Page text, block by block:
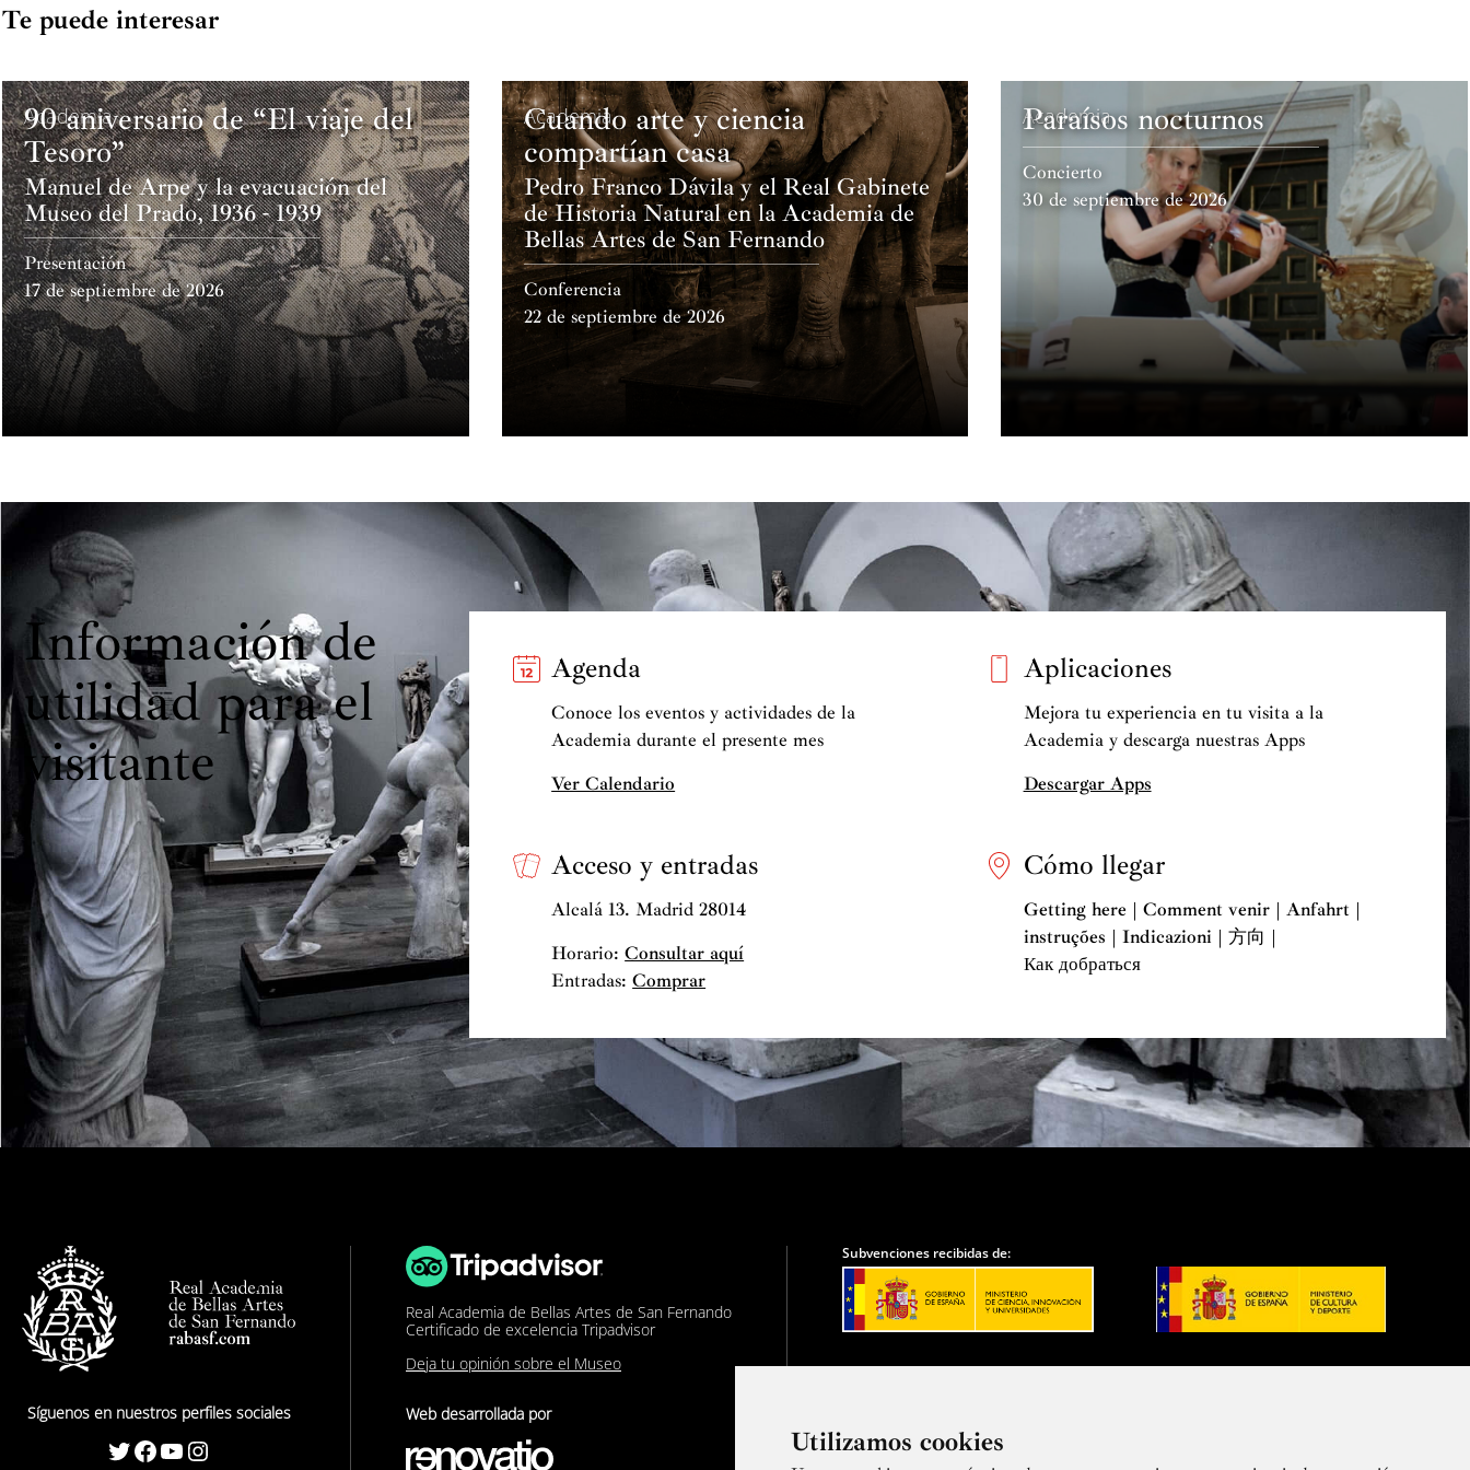
Utilizamos cookies
Te puede interesar
Academia
90 aniversario de “El viaje del
Tesoro”
Manuel de Arpe y la evacuación del
Museo del Prado, 1936 - 1939
Presentación
17 de septiembre de 2026
Academia
Cuando arte y ciencia
compartían casa
Pedro Franco Dávila y el Real Gabinete
de Historia Natural en la Academia de
Bellas Artes de San Fernando
Conferencia
22 de septiembre de 2026
Academia
Paraísos nocturnos
Concierto
30 de septiembre de 2026
Información de
utilidad para el
visitante
Agenda
Conoce los eventos y actividades de la
Academia durante el presente mes
Ver Calendario
Aplicaciones
Mejora tu experiencia en tu visita a la
Academia y descarga nuestras Apps
Descargar Apps
Acceso y entradas
Alcalá 13. Madrid 28014
Horario:Consultar aquí
Entradas:Comprar
Cómo llegar
Getting here | Comment venir | Anfahrt |
instruções | Indicazioni | 方向 |
Как добраться
Síguenos en nuestros perfiles sociales
Twitter Facebook YouTube Instagram
Real Academia de Bellas Artes de San Fernando
Certificado de excelencia Tripadvisor
Deja tu opinión sobre el Museo
Web desarrollada por
Subvenciones recibidas de: